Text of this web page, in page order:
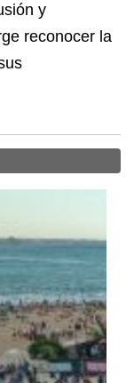
y
reconocer la